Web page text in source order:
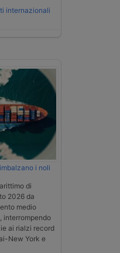
internazionali
i noli
di
2026 da
medio
interrompendo
ai rialzi record
New York e